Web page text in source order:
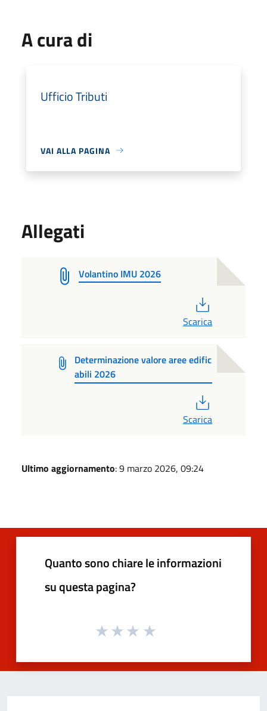
A cura di
Ufficio Tributi
VAI ALLA PAGINA
Allegati
Volantino IMU 2026
Scarica
Determinazione valore aree edific
abili 2026
Scarica
Ultimo aggiornamento: 9 marzo 2026, 09:24
Quanto sono chiare le informazioni
su questa pagina?